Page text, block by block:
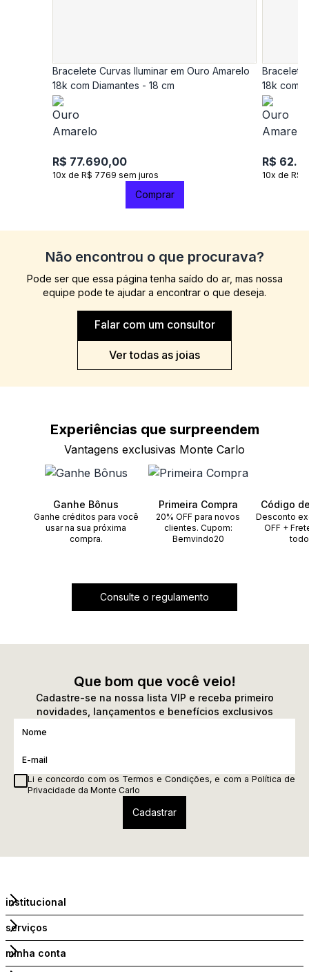
Bracelete Curvas Iluminar em Ouro Amarelo
18k com Diamantes - 18 cm
R$ 77.690,00
10x de R$ 7769 sem juros
Bracelete
18k com
R$
10x de R$
Comprar
Não encontrou o que procurava?
Pode ser que essa página tenha saído do ar, mas nossa
equipe pode te ajudar a encontrar o que deseja.
Falar com um consultor
Ver todas as joias
Experiências que surpreendem
Vantagens exclusivas Monte Carlo
Ganhe Bônus
Ganhe créditos para você
usar na sua próxima
compra.
Primeira Compra
20% OFF para novos
clientes. Cupom:
Bemvindo20
Código
Desconto
OFF +
Consulte o regulamento
Que bom que você veio!
Cadastre-se na nossa lista VIP e receba primeiro
novidades, lançamentos e benefícios exclusivos
Li e concordo com os Termos e Condições, e com a Política de
Privacidade da Monte Carlo
institucional
serviços
minha conta